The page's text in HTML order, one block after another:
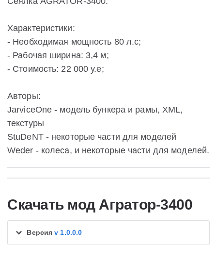
Характеристики:
- Необходимая мощность 80 л.с;
- Рабочая ширина: 3,4 м;
- Стоимость: 22 000 у.е;
Авторы:
JarviceOne - модель бункера и рамы, XML,
текстуры
StuDeNT - некоторые части для моделей
Weder - колеса, и некоторые части для моделей.
Скачать мод Агратор-3400
Версияv 1.0.0.0